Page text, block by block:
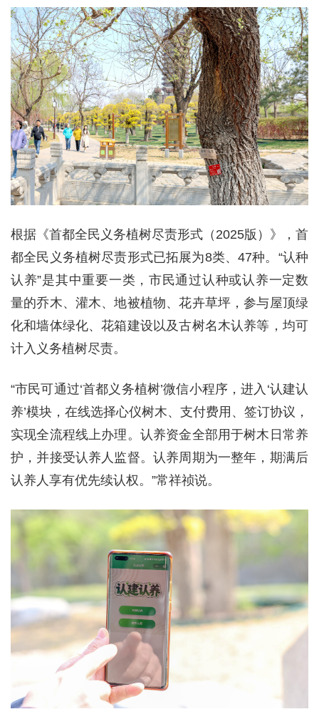
根据《首都全民义务植树尽责形式（2025版）》，首
都全民义务植树尽责形式已拓展为8类、47种。“认种
认养”是其中重要一类，市民通过认种或认养一定数
量的乔木、灌木、地被植物、花卉草坪，参与屋顶绿
化和墙体绿化、花箱建设以及古树名木认养等，均可
计入义务植树尽责。
“市民可通过‘首都义务植树’微信小程序，进入‘认建认
养’模块，在线选择心仪树木、支付费用、签订协议，
实现全流程线上办理。认养资金全部用于树木日常养
护，并接受认养人监督。认养周期为一整年，期满后
认养人享有优先续认权。”常祥祯说。